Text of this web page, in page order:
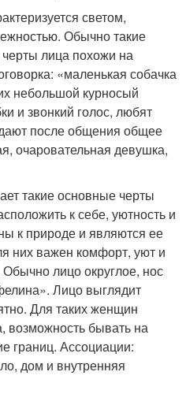
светом,
Обычно такие
лица похожи на
«маленькая собачка
небольшой курносый
и звонкий голос, любят
после общения общее
очаровательная девушка,
такие основные черты
к себе, уютность и
к природе и являются ее
них важен комфорт, уют и
лицо округлое, нос
Лицо выглядит
Для таких женщин
возможность бывать на
границ. Ассоциации:
дом и внутренняя